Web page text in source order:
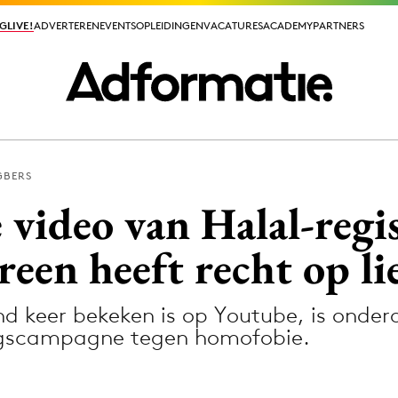
ADVERTERENEVENTSOPLEIDINGENVACATURESACADEMYPARTNERS
ADVERTERENEVENTSOPLEIDINGENVACATURESACADEMYPARTNERS
Media
Merkstrategie
van Halal-
heeft recht op
keer bekeken is op Youtube, is
tegen homofobie.